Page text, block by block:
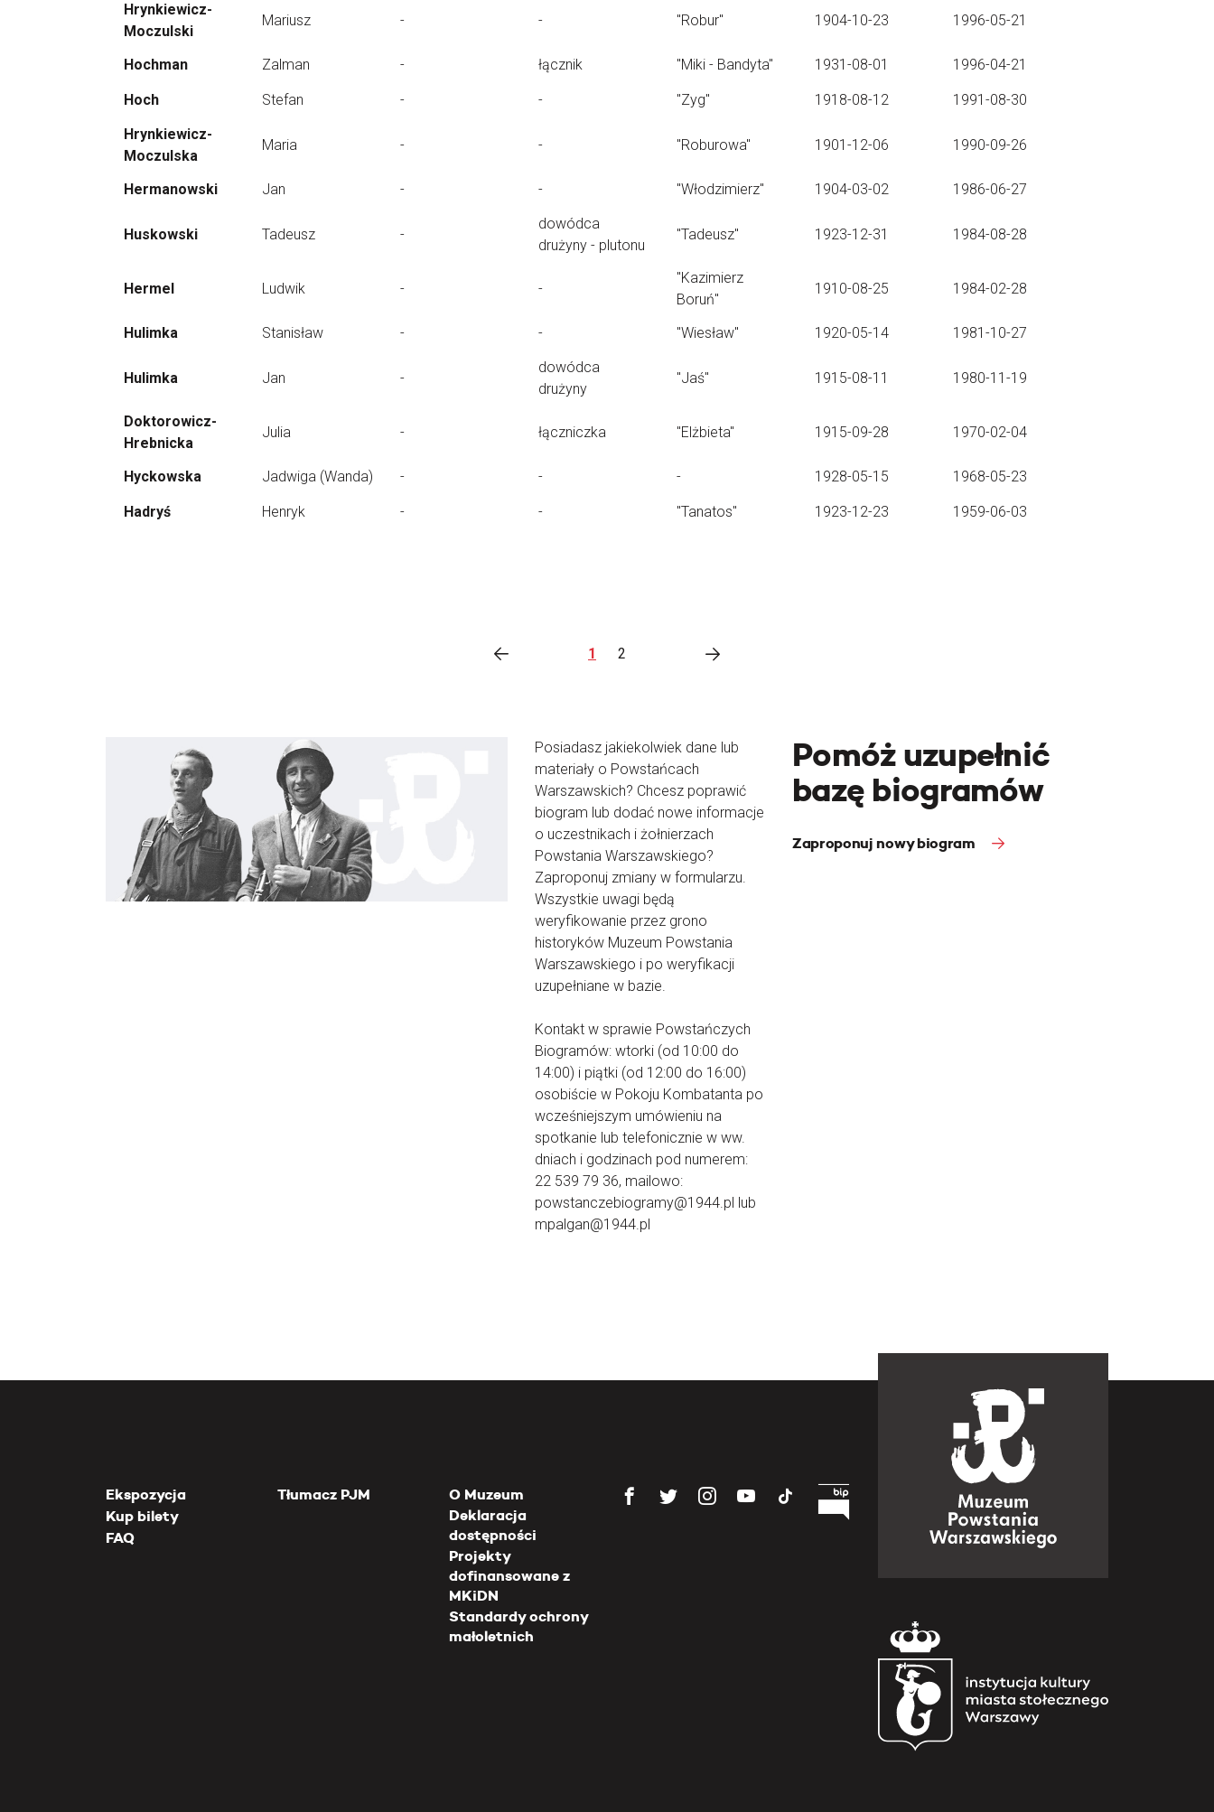
Hrynkiewicz-
Moczulski
Mariusz - - "Robur" 1904-10-23 1996-05-21
Hochman Zalman - łącznik "Miki - Bandyta" 1931-08-01 1996-04-21
Hoch Stefan - - "Zyg" 1918-08-12
1991-08-30
Hrynkiewicz-
Moczulska
Maria - - "Roburowa" 1901-12-06 1990-09-26
Hermanowski Jan - - "Włodzimierz" 1904-03-02 1986-06-27
Huskowski Tadeusz -
dowódca
drużyny - plutonu
"Tadeusz" 1923-12-31 1984-08-28
Hermel Ludwik - -
"Kazimierz
Boruń"
1910-08-25 1984-02-28
Hulimka Stanisław - - "Wiesław" 1920-05-14 1981-10-27
Hulimka Jan -
dowódca
drużyny
"Jaś" 1915-08-11 1980-11-19
Doktorowicz-
Hrebnicka
Julia - łączniczka "Elżbieta" 1915-09-28 1970-02-04
Hyckowska Jadwiga (Wanda) - - - 1928-05-15 1968-05-23
Hadryś Henryk - - "Tanatos" 1923-12-23 1959-06-03
1 2
Posiadasz jakiekolwiek dane lub
materiały o Powstańcach
Warszawskich? Chcesz poprawić
biogram lub dodać nowe informacje
o uczestnikach i żołnierzach
Powstania Warszawskiego?
Zaproponuj zmiany w formularzu.
Wszystkie uwagi będą
weryfikowanie przez grono
historyków Muzeum Powstania
Warszawskiego i po weryfikacji
uzupełniane w bazie.
Kontakt w sprawie Powstańczych
Biogramów: wtorki (od 10:00 do
14:00) i piątki (od 12:00 do 16:00)
osobiście w Pokoju Kombatanta po
wcześniejszym umówieniu na
spotkanie lub telefonicznie w ww.
dniach i godzinach pod numerem:
22 539 79 36, mailowo:
powstanczebiogramy@1944.pl lub
mpalgan@1944.pl
Pomóż uzupełnić
bazę biogramów
Zaproponuj nowy biogram
Ekspozycja
Kup bilety
FAQ
Tłumacz PJM
O Muzeum
Deklaracja
dostępności
Projekty
dofinansowane z
MKiDN
Standardy ochrony
małoletnich